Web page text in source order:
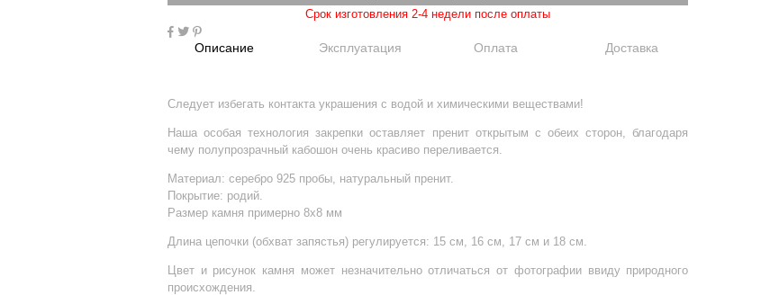
Срок изготовления 2-4 недели после оплаты
Описание Эксплуатация Оплата Доставка
Следует избегать контакта украшения с водой и химическими веществами!
Наша особая технология закрепки оставляет пренит открытым с обеих сторон, благодаря
чему полупрозрачный кабошон очень красиво переливается.
Материал: серебро 925 пробы, натуральный пренит.
Покрытие: родий.
Размер камня примерно 8х8 мм
Длина цепочки (обхват запястья) регулируется: 15 см, 16 см, 17 см и 18 см.
Цвет и рисунок камня может незначительно отличаться от фотографии ввиду природного
происхождения.